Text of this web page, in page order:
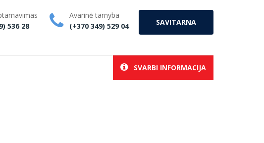
536 28
Avarinė tarnyba
(+370 349) 529 04
SAVITARNA
SVARBI INFORMACIJA